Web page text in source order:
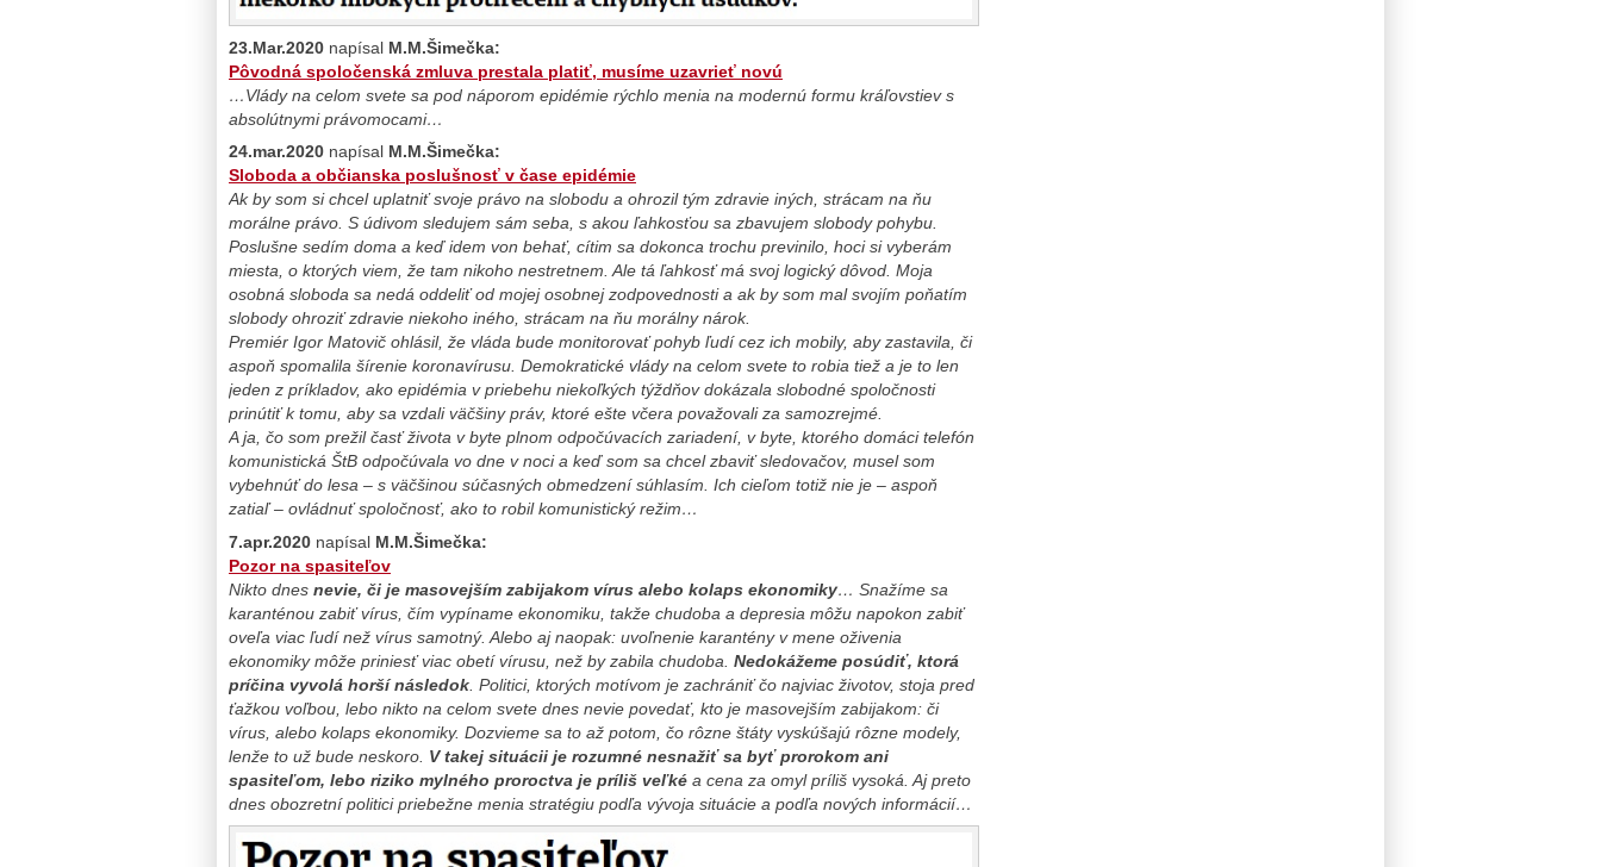
23.Mar.2020 napísal M.M.Šimečka:
Pôvodná spoločenská zmluva prestala platiť, musíme uzavrieť novú
…Vlády na celom svete sa pod náporom epidémie rýchlo menia na modernú formu kráľovstiev s
absolútnymi právomocami…
24.mar.2020 napísal M.M.Šimečka:
Sloboda a občianska poslušnosť v čase epidémie
Ak by som si chcel uplatniť svoje právo na slobodu a ohrozil tým zdravie iných, strácam na ňu
morálne právo. S údivom sledujem sám seba, s akou ľahkosťou sa zbavujem slobody pohybu.
Poslušne sedím doma a keď idem von behať, cítim sa dokonca trochu previnilo, hoci si vyberám
miesta, o ktorých viem, že tam nikoho nestretnem. Ale tá ľahkosť má svoj logický dôvod. Moja
osobná sloboda sa nedá oddeliť od mojej osobnej zodpovednosti a ak by som mal svojím poňatím
slobody ohroziť zdravie niekoho iného, strácam na ňu morálny nárok.
Premiér Igor Matovič ohlásil, že vláda bude monitorovať pohyb ľudí cez ich mobily, aby zastavila, či
aspoň spomalila šírenie koronavírusu. Demokratické vlády na celom svete to robia tiež a je to len
jeden z príkladov, ako epidémia v priebehu niekoľkých týždňov dokázala slobodné spoločnosti
prinútiť k tomu, aby sa vzdali väčšiny práv, ktoré ešte včera považovali za samozrejmé.
A ja, čo som prežil časť života v byte plnom odpočúvacích zariadení, v byte, ktorého domáci telefón
komunistická ŠtB odpočúvala vo dne v noci a keď som sa chcel zbaviť sledovačov, musel som
vybehnúť do lesa – s väčšinou súčasných obmedzení súhlasím. Ich cieľom totiž nie je – aspoň
zatiaľ – ovládnuť spoločnosť, ako to robil komunistický režim…
7.apr.2020 napísal M.M.Šimečka:
Pozor na spasiteľov
Nikto dnes nevie, či je masovejším zabijakom vírus alebo kolaps ekonomiky… Snažíme sa
karanténou zabiť vírus, čím vypíname ekonomiku, takže chudoba a depresia môžu napokon zabiť
oveľa viac ľudí než vírus samotný. Alebo aj naopak: uvoľnenie karantény v mene oživenia
ekonomiky môže priniesť viac obetí vírusu, než by zabila chudoba. Nedokážeme posúdiť, ktorá
príčina vyvolá horší následok . Politici, ktorých motívom je zachrániť čo najviac životov, stoja pred
ťažkou voľbou, lebo nikto na celom svete dnes nevie povedať, kto je masovejším zabijakom: či
vírus, alebo kolaps ekonomiky. Dozvieme sa to až potom, čo rôzne štáty vyskúšajú rôzne modely,
lenže to už bude neskoro. V takej situácii je rozumné nesnažiť sa byť prorokom ani
spasiteľom, lebo riziko mylného proroctva je príliš veľké a cena za omyl príliš vysoká. Aj preto
dnes obozretní politici priebežne menia stratégiu podľa vývoja situácie a podľa nových informácií…